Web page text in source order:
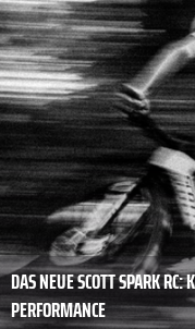
DAS NEUE SCOTT SPARK
PERFORMANCE